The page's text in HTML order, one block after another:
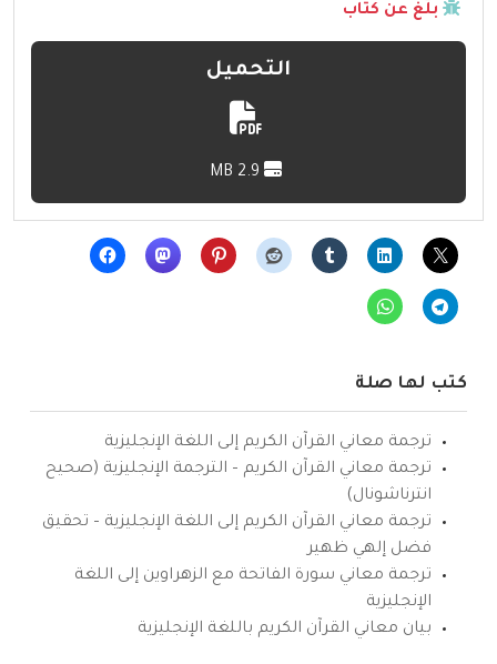
بلّغ عن كتاب
التحميل
كتب لها صلة
ترجمة معاني القرآن الكريم إلى اللغة الإنجليزية
ترجمة معاني القرآن الكريم – الترجمة الإنجليزية (صحيح
انترناشونال)
ترجمة معاني القرآن الكريم إلى اللغة الإنجليزية – تحقيق
فضل إلهي ظهير
ترجمة معاني سورة الفاتحة مع الزهراوين إلى اللغة
الإنجليزية
بيان معاني القرآن الكريم باللغة الإنجليزية